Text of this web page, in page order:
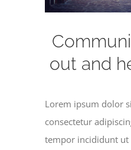
out and
Lorem ipsum dolor
consectetur
tempor incididunt